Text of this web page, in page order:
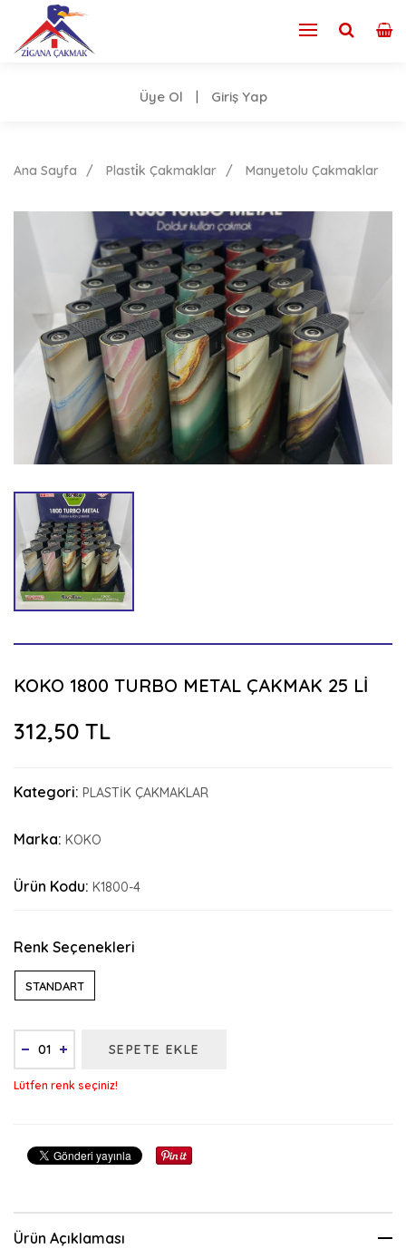
Üye Ol Giriş Yap
Ana Sayfa Plasti̇k Çakmaklar Manyetolu Çakmaklar
KOKO 1800 TURBO METAL ÇAKMAK 25 Lİ
312,50 TL
Kategori: PLASTİK ÇAKMAKLAR
Marka: KOKO
Ürün Kodu: K1800-4
Renk Seçenekleri
STANDART
SEPETE EKLE
Lütfen renk seçiniz!
Ürün Açıklaması